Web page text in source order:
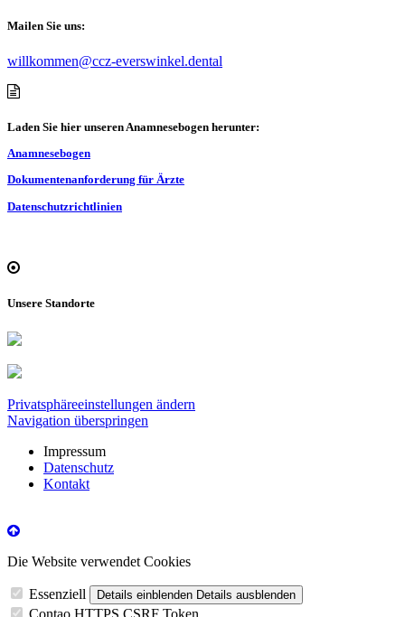
Mailen Sie uns:
willkommen@ccz-everswinkel.dental
Laden Sie hier unseren Anamnesebogen herunter:
Anamnesebogen
Dokumentenanforderung für Ärzte
Datenschutzrichtlinien
Unsere Standorte
Privatsphäreeinstellungen ändern
Navigation überspringen
Impressum
Datenschutz
Kontakt
Die Website verwendet Cookies
Essenziell Details einblenden Details ausblenden
Contao HTTPS CSRF Token